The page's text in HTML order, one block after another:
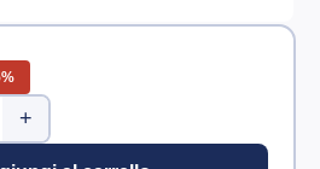
+